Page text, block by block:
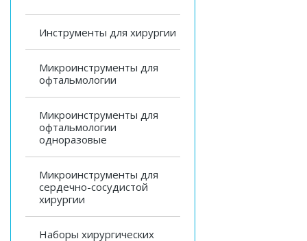
Инструменты для хирургии
Микроинструменты для
офтальмологии
Микроинструменты для
офтальмологии
одноразовые
Микроинструменты для
сердечно-сосудистой
хирургии
Наборы хирургических